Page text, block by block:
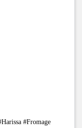
#Fromage